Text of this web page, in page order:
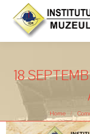
18
You are
Home